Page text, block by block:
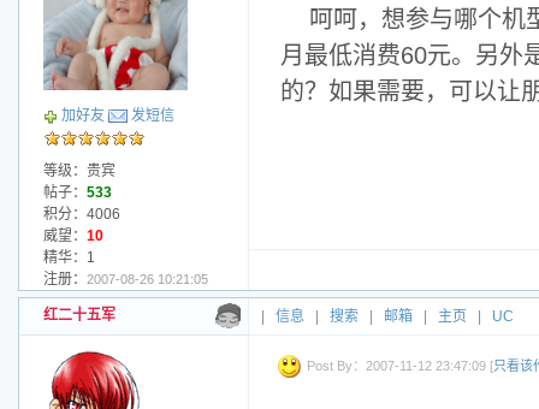
加好友 发短信
等级：贵宾
帖子： 533
积分：4006
威望： 10
精华：1
注册： 2007-08-26 10:21:05
呵呵，想参与哪个机
月最低消费60元。另外
的？如果需要，可以让
红二十五军 信息 搜索 邮箱 主页 UC
Post By：2007-11-12 23:47:09 [只看该